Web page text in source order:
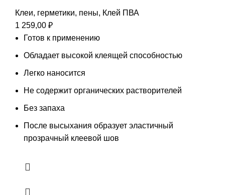
Клеи, герметики, пены, Клей ПВА
1 259,00 ₽
Готов к применению
Обладает высокой клеящей способностью
Легко наносится
Не содержит органических растворителей
Без запаха
После высыхания образует эластичный
прозрачный клеевой шов